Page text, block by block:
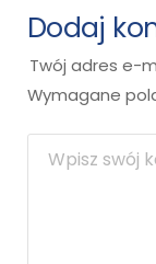
Dodaj
Twój adres e-
Wymagane